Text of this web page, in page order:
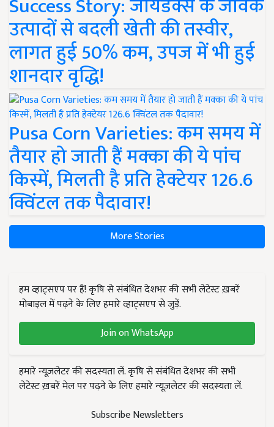
उत्पादों से बदली खेती की तस्वीर,
लागत हुई 50% कम, उपज में भी हुई
शानदार वृद्धि!
Pusa Corn Varieties: कम समय में
तैयार हो जाती हैं मक्का की ये पांच
किस्में, मिलती है प्रति हेक्टेयर 126.6
क्विंटल तक पैदावार!
More Stories
हम व्हाट्सएप पर हैं! कृषि से संबंधित देशभर की सभी लेटेस्ट ख़बरें
मोबाइल में पढ़ने के लिए हमारे व्हाट्सएप से जुड़ें.
Join on WhatsApp
हमारे न्यूज़लेटर की सदस्यता लें. कृषि से संबंधित देशभर की सभी
लेटेस्ट ख़बरें मेल पर पढ़ने के लिए हमारे न्यूज़लेटर की सदस्यता लें.
Subscribe Newsletters